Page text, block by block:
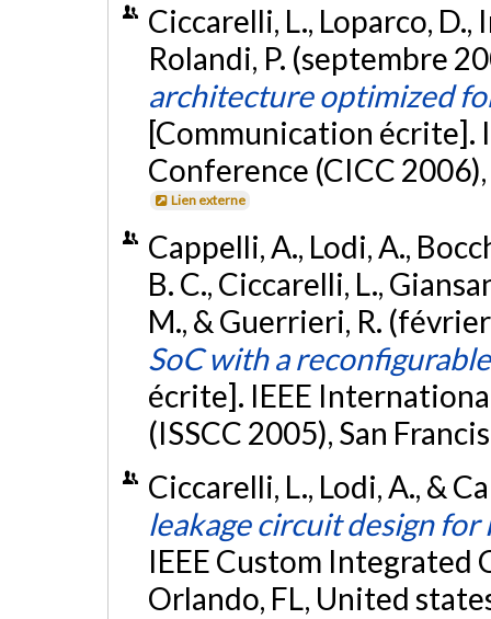
Ciccarelli, L., Loparco, D.,
Rolandi, P. (septembre
architecture optimized
[Communication écrite].
Conference (CICC
Lien externe
Cappelli, A., Lodi, A.,
B. C., Ciccarelli, L.,
M., & Guerrieri, R.
SoC with a
écrite]. IEEE
(ISSCC 2005), San
Ciccarelli, L., Lodi, A., &
leakage circuit design for
IEEE Custom Integrated
Orlando, FL, United